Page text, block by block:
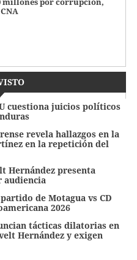
cuestiona juicios políticos
revela hallazgos en la
en la repetición del
Hernández presenta
audiencia
de Motagua vs CD
2026
tácticas dilatorias en
Hernández y exigen